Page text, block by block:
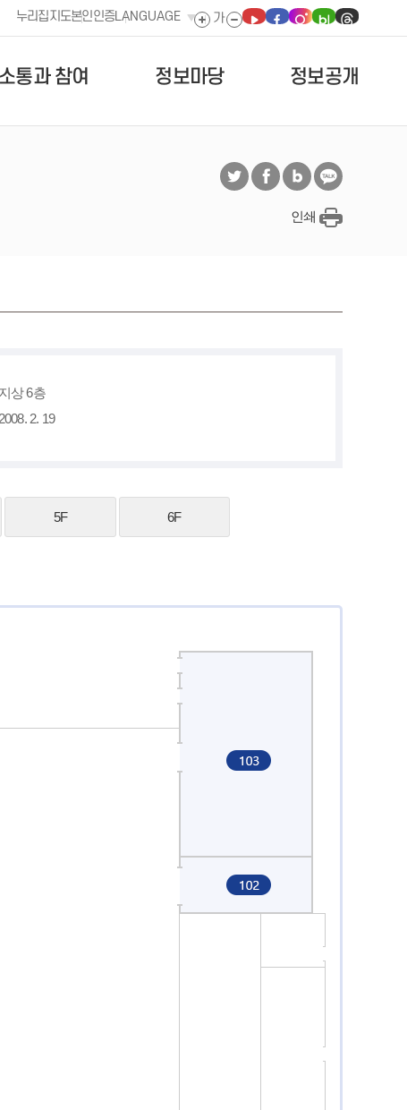
누리집지도본인인증LANGUAGE
소통과 참여 정보마당 정보공개
인쇄
지상 6층
2008. 2. 19
5F 6F